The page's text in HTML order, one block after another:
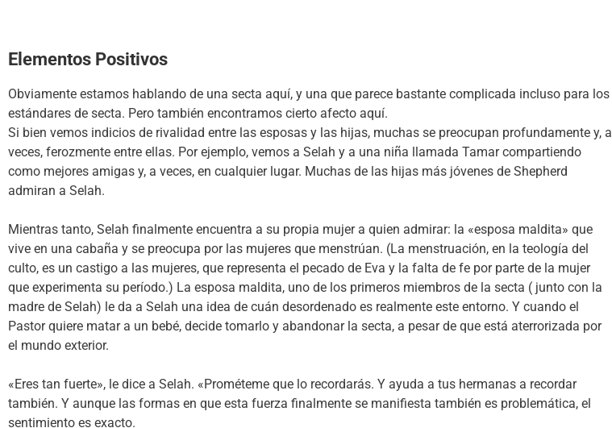
Elementos Positivos
Obviamente estamos hablando de una secta aquí, y una que parece bastante complicada incluso para los
estándares de secta. Pero también encontramos cierto afecto aquí.
Si bien vemos indicios de rivalidad entre las esposas y las hijas, muchas se preocupan profundamente y, a
veces, ferozmente entre ellas. Por ejemplo, vemos a Selah y a una niña llamada Tamar compartiendo
como mejores amigas y, a veces, en cualquier lugar. Muchas de las hijas más jóvenes de Shepherd
admiran a Selah.
Mientras tanto, Selah finalmente encuentra a su propia mujer a quien admirar: la «esposa maldita» que
vive en una cabaña y se preocupa por las mujeres que menstrúan. (La menstruación, en la teología del
culto, es un castigo a las mujeres, que representa el pecado de Eva y la falta de fe por parte de la mujer
que experimenta su período.) La esposa maldita, uno de los primeros miembros de la secta ( junto con la
madre de Selah) le da a Selah una idea de cuán desordenado es realmente este entorno. Y cuando el
Pastor quiere matar a un bebé, decide tomarlo y abandonar la secta, a pesar de que está aterrorizada por
el mundo exterior.
«Eres tan fuerte», le dice a Selah. «Prométeme que lo recordarás. Y ayuda a tus hermanas a recordar
también. Y aunque las formas en que esta fuerza finalmente se manifiesta también es problemática, el
sentimiento es exacto.